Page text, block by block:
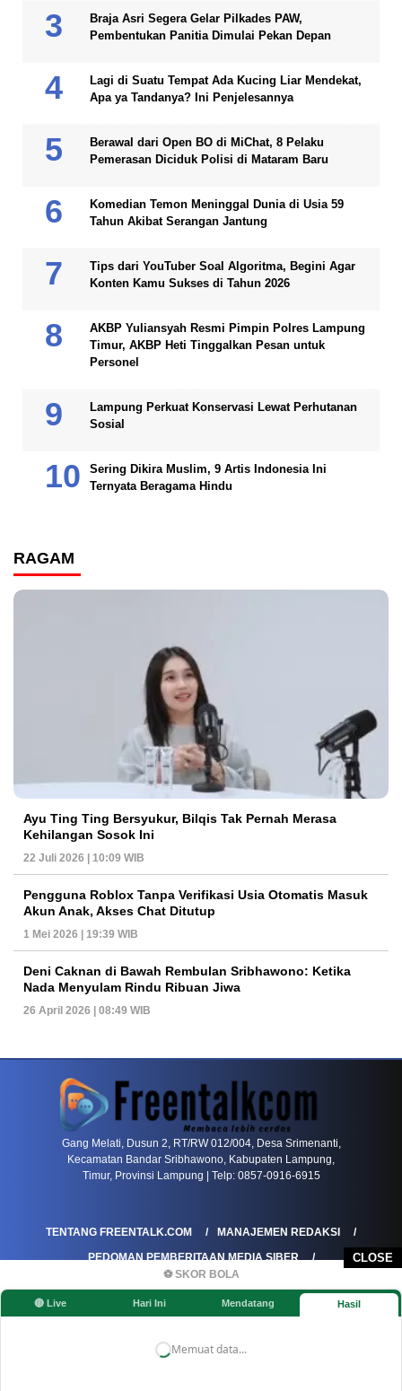
CLOSE
⚽ SKOR BOLA
🔴 Live Hari Ini Mendatang Hasil
Memuat data...
Braja Asri Segera Gelar Pilkades PAW,
Pembentukan Panitia Dimulai Pekan Depan
Lagi di Suatu Tempat Ada Kucing Liar Mendekat,
Apa ya Tandanya? Ini Penjelesannya
Berawal dari Open BO di MiChat, 8 Pelaku
Pemerasan Diciduk Polisi di Mataram Baru
Komedian Temon Meninggal Dunia di Usia 59
Tahun Akibat Serangan Jantung
Tips dari YouTuber Soal Algoritma, Begini Agar
Konten Kamu Sukses di Tahun 2026
AKBP Yuliansyah Resmi Pimpin Polres Lampung
Timur, AKBP Heti Tinggalkan Pesan untuk
Personel
Lampung Perkuat Konservasi Lewat Perhutanan
Sosial
Sering Dikira Muslim, 9 Artis Indonesia Ini
Ternyata Beragama Hindu
RAGAM
Ayu Ting Ting Bersyukur, Bilqis Tak Pernah Merasa
Kehilangan Sosok Ini
22 Juli 2026 | 10:09 WIB
Pengguna Roblox Tanpa Verifikasi Usia Otomatis Masuk
Akun Anak, Akses Chat Ditutup
1 Mei 2026 | 19:39 WIB
Deni Caknan di Bawah Rembulan Sribhawono: Ketika
Nada Menyulam Rindu Ribuan Jiwa
26 April 2026 | 08:49 WIB
Gang Melati, Dusun 2, RT/RW 012/004, Desa Srimenanti,
Kecamatan Bandar Sribhawono, Kabupaten Lampung,
Timur, Provinsi Lampung | Telp: 0857-0916-6915
TENTANG FREENTALK.COM
MANAJEMEN REDAKSI
PEDOMAN PEMBERITAAN MEDIA SIBER
PEDOMAN PEMBERITAAN RAMAH ANAK
KOREKSI & KLARIFIKASI
KEBIJAKAN IKLAN / ADVERTORIAL